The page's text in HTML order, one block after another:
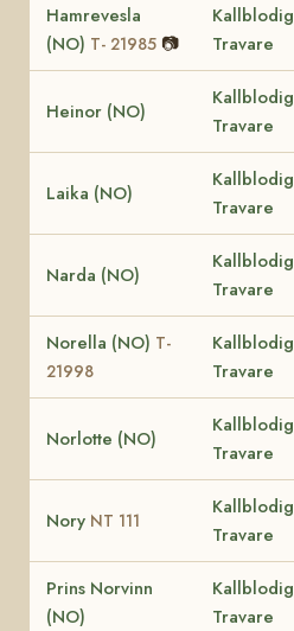
Hamrevesla
(NO) T- 21985 📷
Kallblodig
Travare
Heinor (NO)
Kallblodig
Travare
Laika (NO)
Kallblodig
Travare
Narda (NO)
Kallblodig
Travare
Norella (NO) T-
21998
Kallblodig
Travare
Norlotte (NO)
Kallblodig
Travare
Nory NT 111
Kallblodig
Travare
Prins Norvinn
(NO)
Kallblodig
Travare